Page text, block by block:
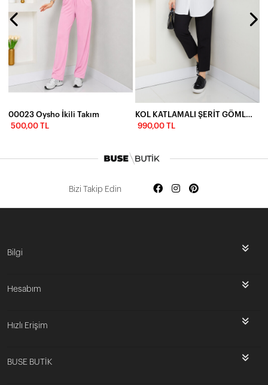
00023 Oysho İkili Takım
500,00 TL
990,00 TL
Bizi Takip Edin
Bilgi
Hesabım
Hızlı Erişim
BUSE BUTİK